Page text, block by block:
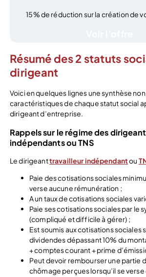
15% de réduction sur la création de
Résumé des 2 statuts
dirigeant
Voici en quelques lignes une synthèse
caractéristiques de chaque statut social
dirigeant d’entreprise.
Rappels sur le régime des
indépendants ou TNS
Le dirigeanttravailleur indépendantou
Paie des cotisations sociales
verse aucune rémunération ;
A un taux de cotisations sociales
Paie ses cotisations sociales par le
(compliqué et difficile à gérer) ;
Est soumis aux cotisations sociales
dividendes dépassant 10% du
+ comptes courant + prime
Peut devoir rembourser une partie
chômage perçues lorsqu’il se